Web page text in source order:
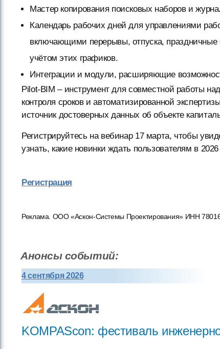
Мастер копирования поисковых наборов и
Календарь рабочих дней для управлениями
включающими перерывы, отпуска,
учётом этих графиков.
Интеграции и модули, расширяющие
Pilot-BIM – инструмент для совместной работы
контроля сроков и автоматизированной
источник достоверных данных об объекте
Регистрируйтесь на вебинар 17 марта, чтобы
узнать, какие новинки ждать пользователям в 2026
Регистрация
Реклама. ООО «Аскон-Системы Проектирования» ИНН
Анонсы событий:
4 сентября 2026
KOMPAScon: фестиваль